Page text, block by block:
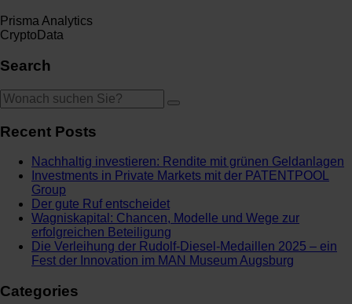
Prisma Analytics
CryptoData
Search
Recent Posts
Nachhaltig investieren: Rendite mit grünen Geldanlagen
Investments in Private Markets mit der PATENTPOOL
Group
Der gute Ruf entscheidet
Wagniskapital: Chancen, Modelle und Wege zur
erfolgreichen Beteiligung
Die Verleihung der Rudolf-Diesel-Medaillen 2025 – ein
Fest der Innovation im MAN Museum Augsburg
Categories